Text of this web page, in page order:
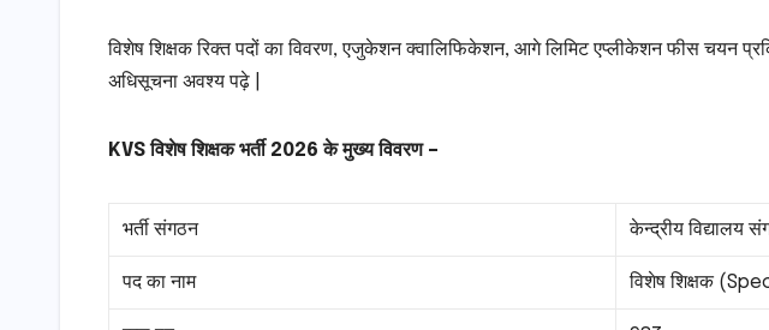
विशेष शिक्षक रिक्त पदों का विवरण, एजुकेशन क्वालिफिकेशन, आगे लिमिट एप्लीकेशन फीस चयन
अधिसूचना अवश्य पढ़े |
KVS विशेष शिक्षक भर्ती 2026 के मुख्य विवरण –
भर्ती संगठन केन्द्रीय विद्यालय
पद का नाम विशेष शिक्षक